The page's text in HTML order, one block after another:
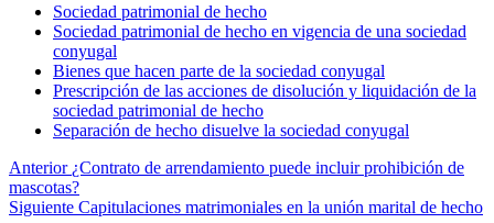
Sociedad patrimonial de hecho
Sociedad patrimonial de hecho en vigencia de una sociedad
conyugal
Bienes que hacen parte de la sociedad conyugal
Prescripción de las acciones de disolución y liquidación de la
sociedad patrimonial de hecho
Separación de hecho disuelve la sociedad conyugal
Anterior ¿Contrato de arrendamiento puede incluir prohibición de
mascotas?
Siguiente Capitulaciones matrimoniales en la unión marital de hecho